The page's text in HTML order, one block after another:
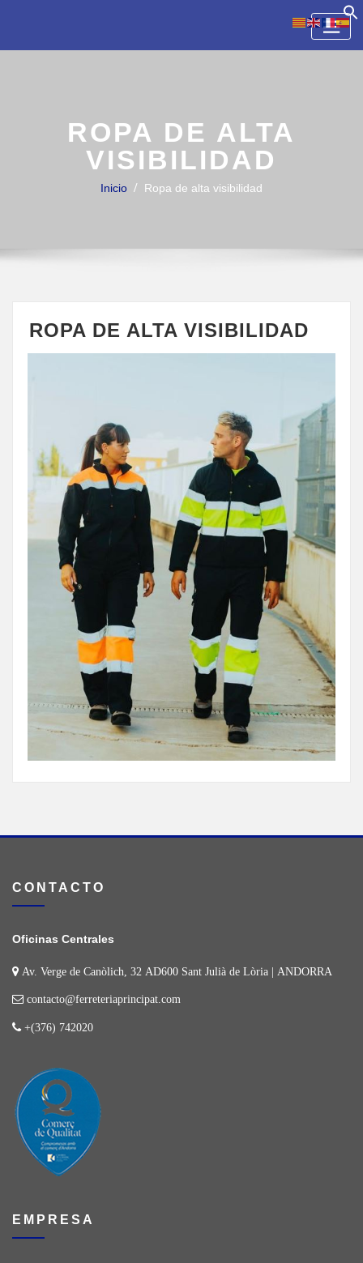
content
ROPA DE ALTA
VISIBILIDAD
Inicio Ropa de alta visibilidad
ROPA DE ALTA VISIBILIDAD
CONTACTO
Oficinas Centrales
Av. Verge de Canòlich, 32 AD600 Sant Julià de Lòria | ANDORRA
contacto@ferreteriaprincipat.com
+(376) 742020
EMPRESA